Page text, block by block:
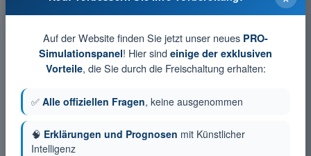
Auf der Website finden Sie jetzt unser neues PRO-
Simulationspanel! Hier sind einige der exklusiven
Vorteile, die Sie durch die Freischaltung erhalten:
✅ Alle offiziellen Fragen, keine ausgenommen
🧠 Erklärungen und Prognosen mit Künstlicher
Intelligenz